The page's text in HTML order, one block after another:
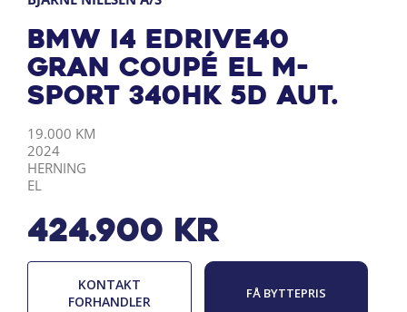
BMW i4 eDrive40
Gran Coupé EL M-
Sport 340HK 5d Aut.
KILOMETER
19.000 KM
ÅRGANG
2024
BY
HERNING
DRIVMIDDEL
EL
424.900 kr
KONTAKT
FORHANDLER
FÅ BYTTEPRIS